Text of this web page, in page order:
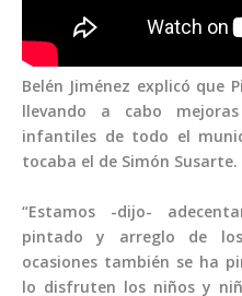
Belén Jiménez explicó que
llevando a cabo
infantiles de todo el
tocaba el de Simón Susarte.
“Estamos -dijo-
pintado y arreglo de
ocasiones también se ha
lo disfruten los niños y